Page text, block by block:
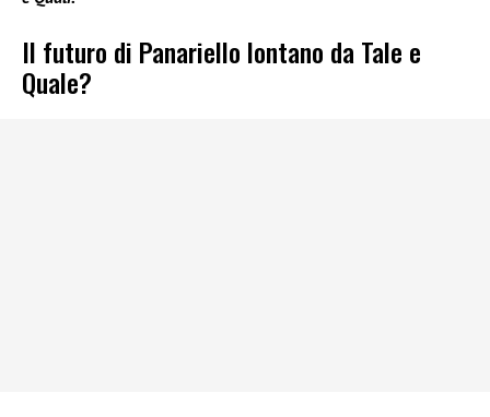
Il futuro di Panariello lontano da Tale e
Quale?